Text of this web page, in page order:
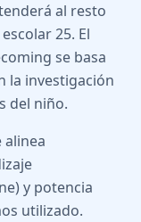
al resto
25. El
se basa
la investigación
del niño.
alinea
y potencia
utilizado.